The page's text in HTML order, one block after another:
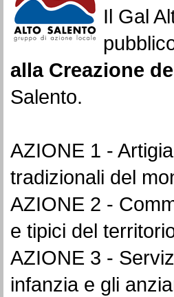
Il Gal
alla Creazione
Salento.
AZIONE 1 -
tradizionali del
AZIONE 2 -
e tipici del
AZIONE 3 -
infanzia e gli